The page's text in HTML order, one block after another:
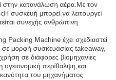
στην κατανάλωση αέρα.Με τον
συσκευή μπορεί να λειτουργεί
συνεχής ανθρώπινη
Machine έχει σχεδιαστεί
σε μορφή συσκευασίας takeaway,
σε διάφορες βιομηχανίες
περίθαλψη,και
του μηχανήματος